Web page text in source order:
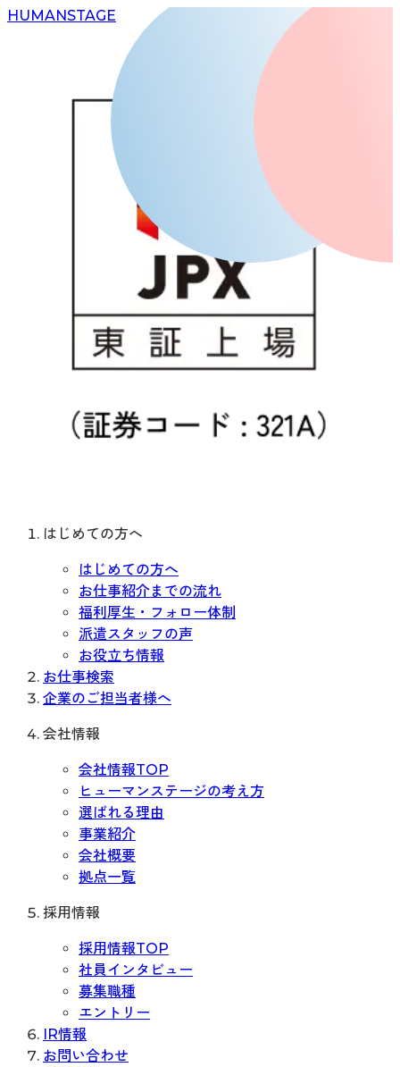
HUMANSTAGE
はじめての方へ
はじめての方へ
お仕事紹介までの流れ
福利厚生・フォロー体制
派遣スタッフの声
お役立ち情報
お仕事検索
企業のご担当者様へ
会社情報
会社情報TOP
ヒューマンステージの考え方
選ばれる理由
事業紹介
会社概要
拠点一覧
採用情報
採用情報TOP
社員インタビュー
募集職種
エントリー
IR情報
お問い合わせ